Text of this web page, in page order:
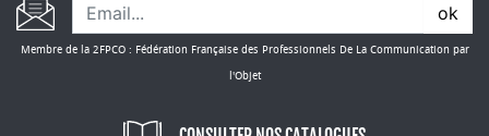
ok
Membre de la 2FPCO : Fédération Française des Professionnels De La Communication par
l'Objet